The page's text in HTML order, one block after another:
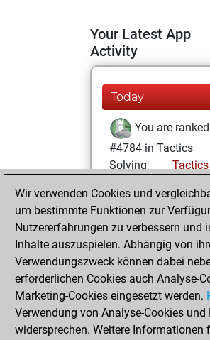
Your Latest App
Activity
Today
You are ranked
#4784 in Tactics
Solving
Tactics
Mittwoch,
August 5, 2026
You totalled 25
tactics positions
Tactics
You
solved 19 tactics
positions
Wir verwenden Cookies und
um bestimmte Funktionen zur
Nutzererfahrungen zu verbessern und
Inhalte auszuspielen. Abhängig von
Verwendungszweck können dabei
erforderlichen Cookies auch Analyse-
Marketing-Cookies eingesetzt werden.
Verwendung von Analyse-Cookies
widersprechen. Weitere Informationen